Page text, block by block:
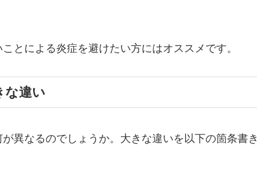
とによる炎症を避けたい方にはオススメです。
な違い
異なるのでしょうか。大きな違いを以下の箇条書き